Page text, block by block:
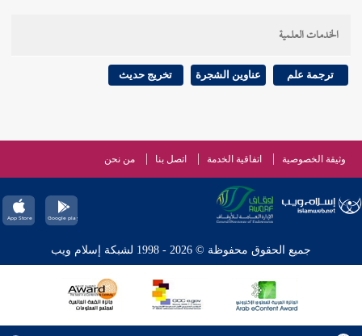
الخدمات العلمية
ترجمة علم عناوين الشجرة تخريج حديث
وثيقة الخصوصية اتفاقية الخدمة اتصل بنا من نحن
جميع الحقوق محفوظة © 2026 - 1998 لشبكة إسلام ويب